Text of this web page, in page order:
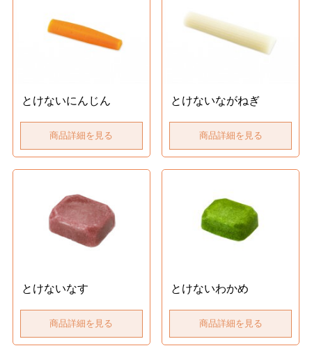
とけないにんじん
商品詳細を見る
とけないながねぎ
商品詳細を見る
とけないなす
商品詳細を見る
とけないわかめ
商品詳細を見る